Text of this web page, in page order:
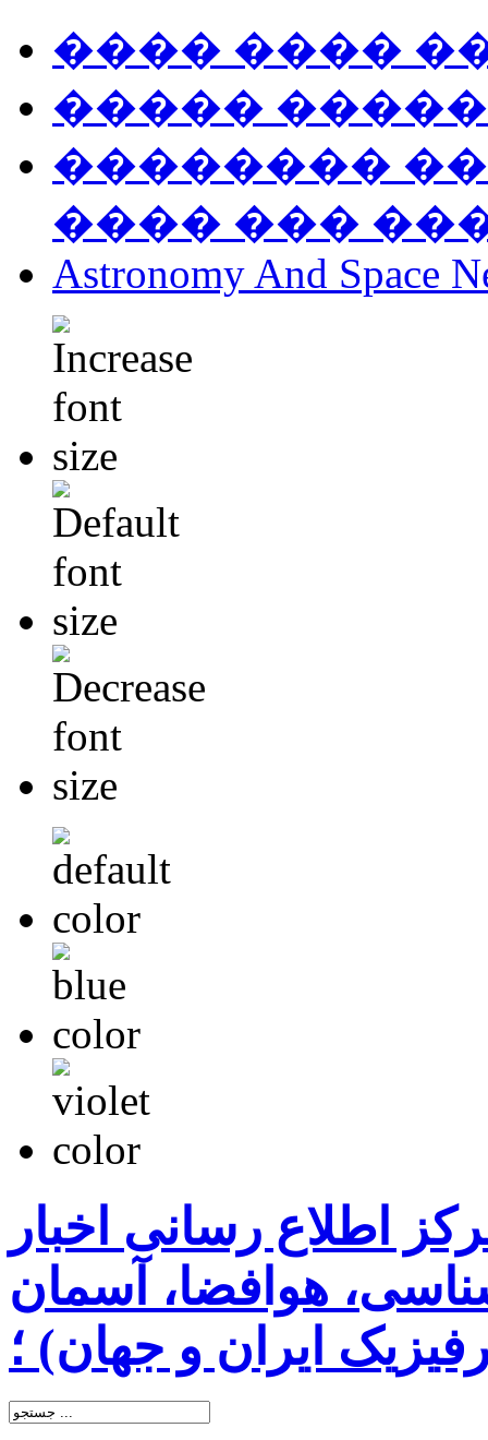
���� ����
�����
��������
���� ���
Astronomy And Space
اطلاع رسانی اخبار
هوافضا، آسمان
ایران و جهان) ؛